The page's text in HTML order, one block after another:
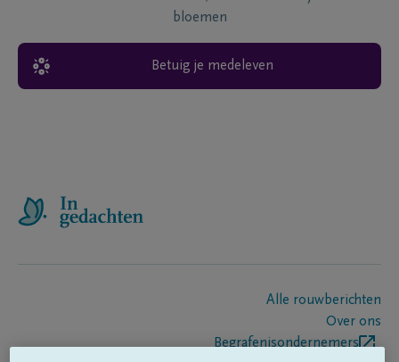
bloemen
Betuig je medeleven
Alle rouwberichten
Over ons
Begrafenisondernemers